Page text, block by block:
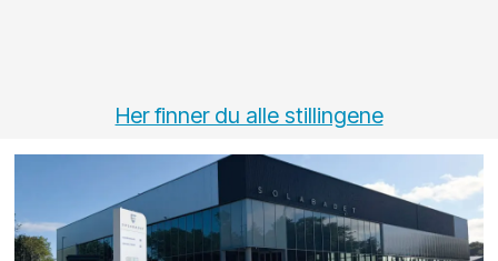
Her finner du alle stillingene